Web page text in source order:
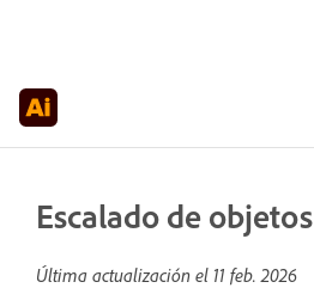
Escalado de objetos
Última actualización el 11 feb. 2026